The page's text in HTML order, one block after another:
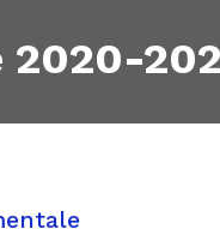
2020-